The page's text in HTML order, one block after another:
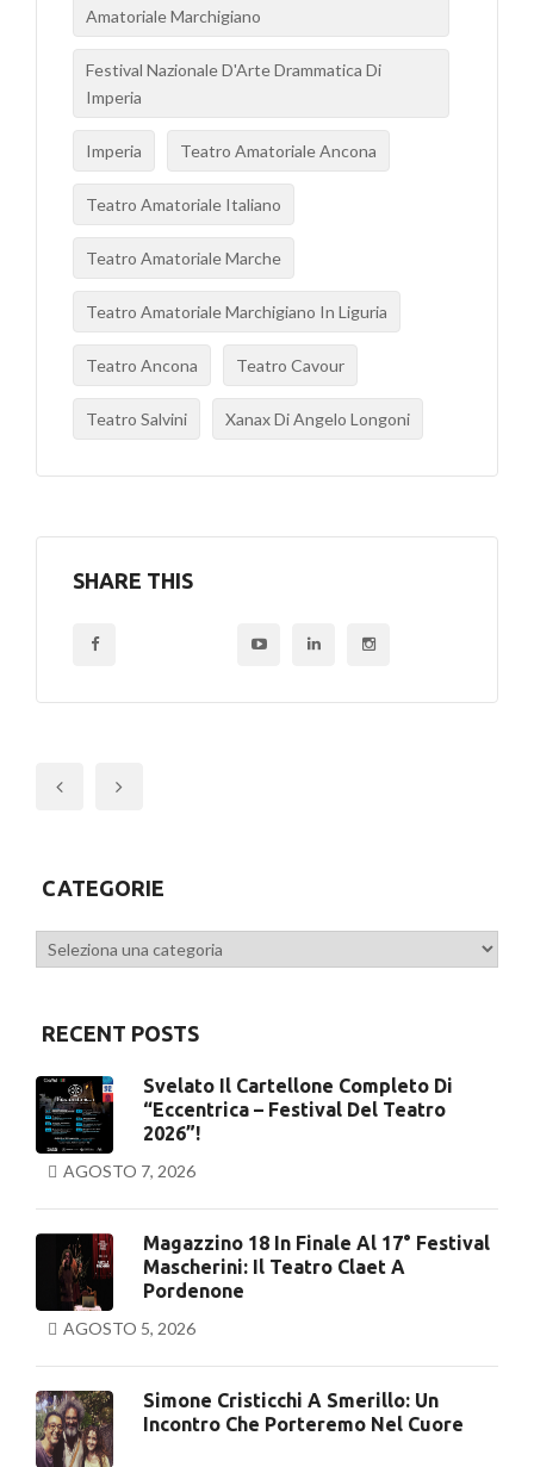
Amatoriale Marchigiano
Festival Nazionale D'Arte Drammatica Di
Imperia
Imperia Teatro Amatoriale Ancona
Teatro Amatoriale Italiano
Teatro Amatoriale Marche
Teatro Amatoriale Marchigiano In Liguria
Teatro Ancona Teatro Cavour
Teatro Salvini Xanax Di Angelo Longoni
SHARE THIS
CATEGORIE
Categorie
RECENT POSTS
Svelato Il Cartellone Completo Di
“Eccentrica – Festival Del Teatro
2026”!
AGOSTO 7, 2026
Magazzino 18 In Finale Al 17° Festival
Mascherini: Il Teatro Claet A
Pordenone
AGOSTO 5, 2026
Simone Cristicchi A Smerillo: Un
Incontro Che Porteremo Nel Cuore